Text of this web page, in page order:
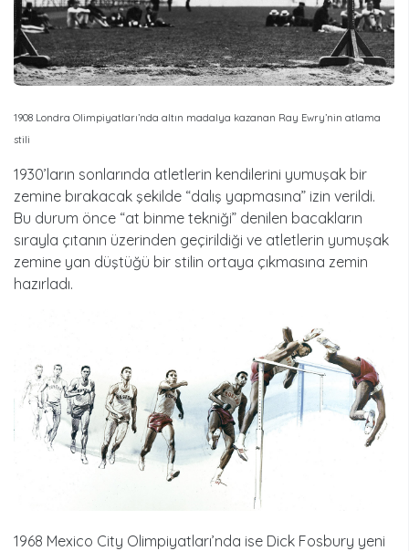
1908 Londra Olimpiyatları’nda altın madalya kazanan Ray Ewry’nin atlama
stili
1930’ların sonlarında atletlerin kendilerini yumuşak bir
zemine bırakacak şekilde “dalış yapmasına” izin verildi.
Bu durum önce “at binme tekniği” denilen bacakların
sırayla çıtanın üzerinden geçirildiği ve atletlerin yumuşak
zemine yan düştüğü bir stilin ortaya çıkmasına zemin
hazırladı.
1968 Mexico City Olimpiyatları’nda ise Dick Fosbury yeni